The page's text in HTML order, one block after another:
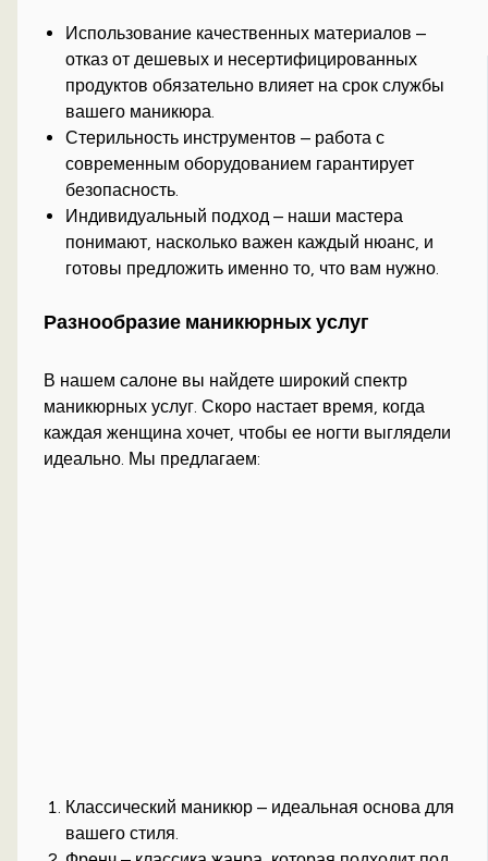
Использование качественных материалов –
отказ от дешевых и несертифицированных
продуктов обязательно влияет на срок службы
вашего маникюра.
Стерильность инструментов – работа с
современным оборудованием гарантирует
безопасность.
Индивидуальный подход – наши мастера
понимают, насколько важен каждый нюанс, и
готовы предложить именно то, что вам нужно.
Разнообразие маникюрных услуг
В нашем салоне вы найдете широкий спектр
маникюрных услуг. Скоро настает время, когда
каждая женщина хочет, чтобы ее ногти выглядели
идеально. Мы предлагаем:
Классический маникюр – идеальная основа для
вашего стиля.